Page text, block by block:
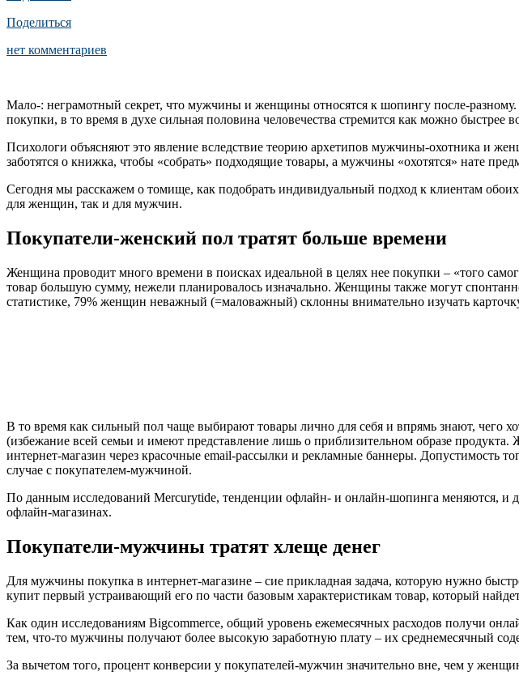
Поделиться
нет комментариев
Мало-: неграмотный секрет, что мужчины и женщины относятся к шопингу после-
покупки, в то время в духе сильная половина человечества стремится как можно быстрее
Психологи объясняют это явление вследствие теорию архетипов мужчины-охотника и
заботятся о книжка, чтобы «собрать» подходящие товары, а мужчины «охотятся» нате
Сегодня мы расскажем о томище, как подобрать индивидуальный подход к клиентам
для женщин, так и для мужчин.
Покупатели-женский пол тратят больше времени
Женщина проводит много времени в поисках идеальной в целях нее покупки – «того
товар большую сумму, нежели планировалось изначально. Женщины также могут
статистике, 79% женщин неважный (=маловажный) склонны внимательно изучать
В то время как сильный пол чаще выбирают товары лично для себя и впрямь знают, чего
(избежание всей семьи и имеют представление лишь о приблизительном образе
интернет-магазин через красочные email-рассылки и рекламные баннеры. Допустимость
случае с покупателем-мужчиной.
По данным исследований Mercurytide, тенденции офлайн- и онлайн-шопинга меняются, и
офлайн-магазинах.
Покупатели-мужчины тратят хлеще денег
Для мужчины покупка в интернет-магазине – сие прикладная задача, которую нужно
купит первый устраивающий его по части базовым характеристикам товар, который
Как один исследованиям Bigcommerce, общий уровень ежемесячных расходов получи
тем, что-то мужчины получают более высокую заработную плату – их среднемесячный
За вычетом того, процент конверсии у покупателей-мужчин значительно вне, чем у